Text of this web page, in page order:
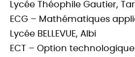
Lycée Théophile Gautier,
ECG – Mathématiques
Lycée BELLEVUE, Albi
ECT – Option